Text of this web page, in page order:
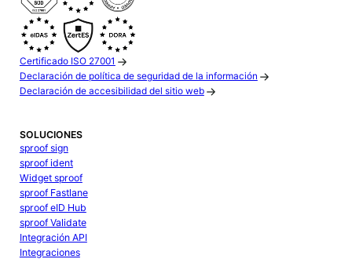
Certificado ISO 27001
Declaración de política de seguridad de la información
Declaración de accesibilidad del sitio web
SOLUCIONES
sproof sign
sproof ident
Widget sproof
sproof Fastlane
sproof eID Hub
sproof Validate
Integración API
Integraciones